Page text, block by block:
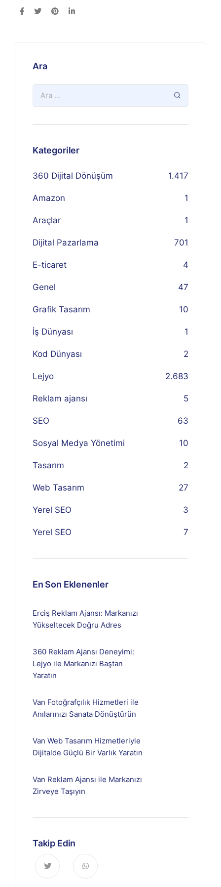
Ara
Kategoriler
360 Dijital Dönüşüm 1.417
Amazon 1
Araçlar 1
Dijital Pazarlama 701
E-ticaret 4
Genel 47
Grafik Tasarım 10
İş Dünyası 1
Kod Dünyası 2
Lejyo 2.683
Reklam ajansı 5
SEO 63
Sosyal Medya Yönetimi 10
Tasarım 2
Web Tasarım 27
Yerel SEO 3
Yerel SEO 7
En Son Eklenenler
Erciş Reklam Ajansı: Markanızı
Yükseltecek Doğru Adres
360 Reklam Ajansı Deneyimi:
Lejyo ile Markanızı Baştan
Yaratın
Van Fotoğrafçılık Hizmetleri ile
Anılarınızı Sanata Dönüştürün
Van Web Tasarım Hizmetleriyle
Dijitalde Güçlü Bir Varlık Yaratın
Van Reklam Ajansı ile Markanızı
Zirveye Taşıyın
Takip Edin